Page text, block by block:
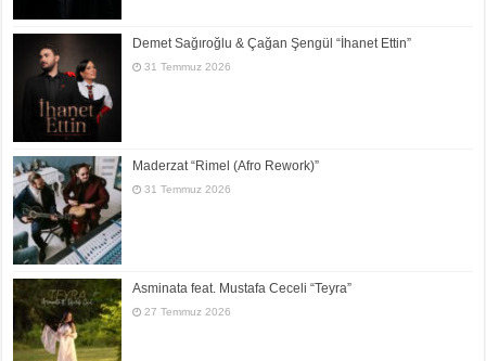
Demet Sağıroğlu & Çağan Şengül “İhanet Ettin”
31 Temmuz 2026
Maderzat “Rimel (Afro Rework)”
31 Temmuz 2026
Asminata feat. Mustafa Ceceli “Teyra”
27 Temmuz 2026